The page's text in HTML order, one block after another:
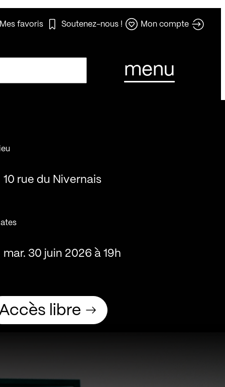
favoris Soutenez-nous ! Mon compte
menu
10 rue du Nivernais
mar. 30 juin 2026 à 19h
libre